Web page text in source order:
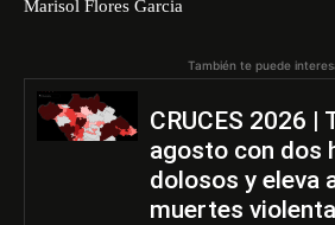
Marisol Flores Garcia
También te puede
CRUCES 2026 |
agosto con dos
dolosos y eleva
muertes